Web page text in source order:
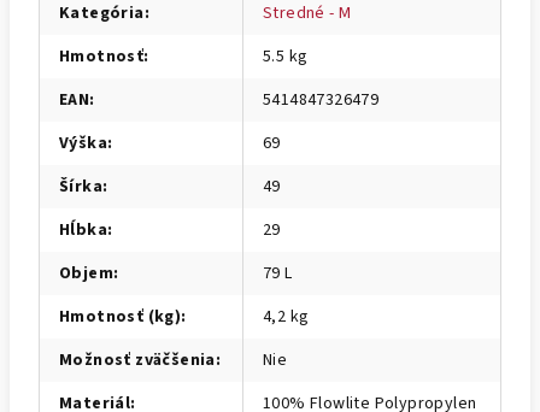
Kategória:
Stredné - M
Hmotnosť:
5.5 kg
EAN:
5414847326479
Výška:
69
Šírka:
49
Hĺbka:
29
Objem:
79 L
Hmotnosť (kg):
4,2 kg
Možnosť zväčšenia:
Nie
Materiál: 100% Flowlite Polypropylen